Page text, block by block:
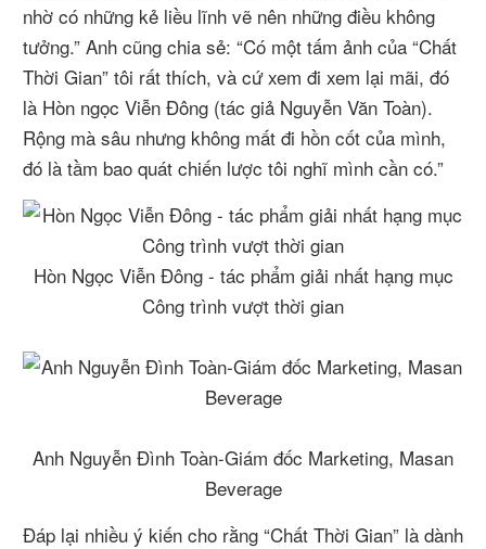
nhờ có những kẻ liều lĩnh vẽ nên những điều không
tưởng.” Anh cũng chia sẻ: “Có một tấm ảnh của “Chất
Thời Gian” tôi rất thích, và cứ xem đi xem lại mãi, đó
là Hòn ngọc Viễn Đông (tác giả Nguyễn Văn Toàn).
Rộng mà sâu nhưng không mất đi hồn cốt của mình,
đó là tầm bao quát chiến lược tôi nghĩ mình cần có.”
Hòn Ngọc Viễn Đông - tác phẩm giải nhất hạng mục
Công trình vượt thời gian
Anh Nguyễn Đình Toàn-Giám đốc Marketing, Masan
Beverage
Đáp lại nhiều ý kiến cho rằng “Chất Thời Gian” là dành